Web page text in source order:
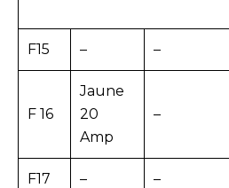
F15 – –
F 16
Jaune
20
Amp
–
F17 – –